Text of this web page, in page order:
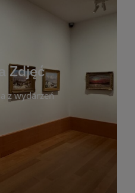
Zdjęć
z wydarzeń
spotkań i projektów
żyje nasza biblioteka
dokumentują zarówno
aktywności
nowe galerie,
do wyjątkowych
do obejrzenia,
się!